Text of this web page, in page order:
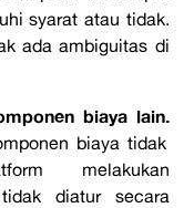
syarat atau tidak.
ada ambiguitas di
biaya lain.
biaya tidak
melakukan
diatur secara